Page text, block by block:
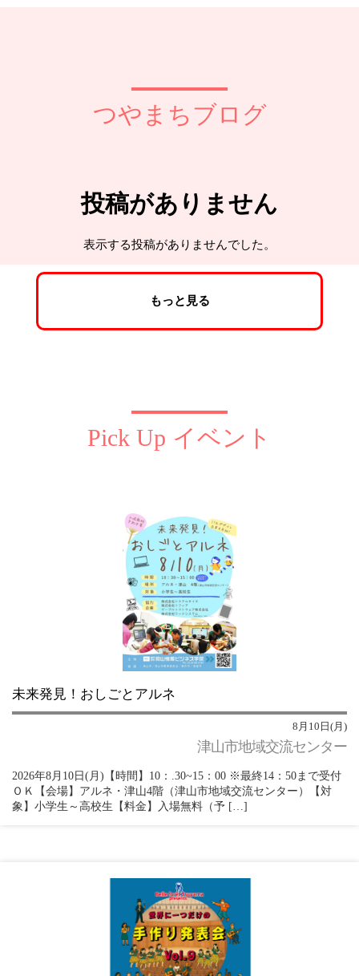
つやまちブログ
投稿がありません
表示する投稿がありませんでした。
もっと見る
Pick Up イベント
未来発見！おしごとアルネ
8月10日(月)
津山市地域交流センター
2026年8月10日(月)【時間】10：.30~15：00 ※最終14：50まで受付
ＯＫ【会場】アルネ・津山4階（津山市地域交流センター）【対
象】小学生～高校生【料金】入場無料（予 […]